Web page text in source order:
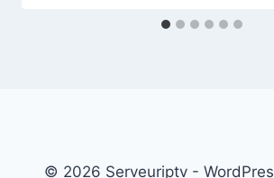
© 2026 Serveuriptv -